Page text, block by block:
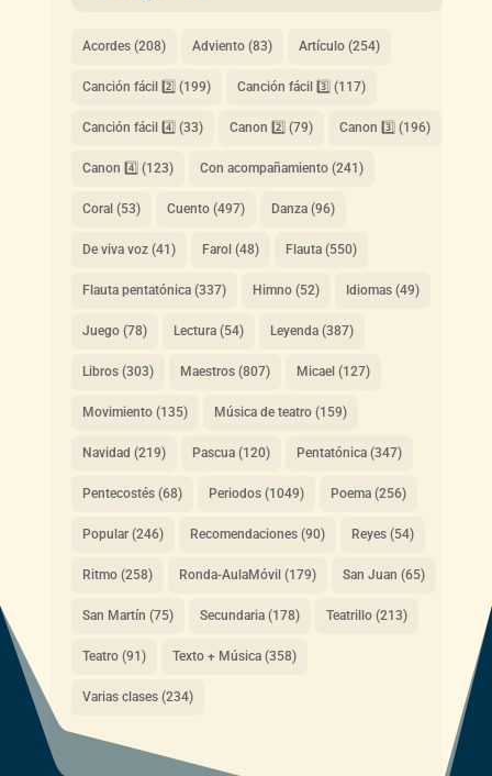
Acordes(208) Adviento(83) Artículo(254)
Canción fácil 2️⃣ (199) Canción fácil 3️⃣ (117)
Canción fácil 4️⃣ (33) Canon 2️⃣ (79) Canon 3️⃣ (196)
Canon 4️⃣ (123) Con acompañamiento(241)
Coral (53) Cuento(497) Danza(96)
De viva voz(41) Farol (48) Flauta(550)
Flauta pentatónica(337) Himno(52) Idiomas(49)
Juego(78) Lectura(54) Leyenda(387)
Libros(303) Maestros(807) Micael (127)
Movimiento(135) Música de teatro(159)
Navidad (219) Pascua(120) Pentatónica(347)
Pentecostés(68) Periodos(1049) Poema(256)
Popular(246) Recomendaciones(90) Reyes(54)
Ritmo(258) Ronda-AulaMóvil (179) San Juan (65)
San Martín (75) Secundaria(178) Teatrillo(213)
Teatro(91) Texto + Música(358)
Varias clases(234)